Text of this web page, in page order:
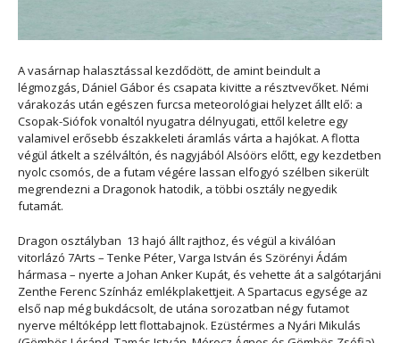
A vasárnap halasztással kezdődött, de amint beindult a
légmozgás, Dániel Gábor és csapata kivitte a résztvevőket. Némi
várakozás után egészen furcsa meteorológiai helyzet állt elő: a
Csopak-Siófok vonaltól nyugatra délnyugati, ettől keletre egy
valamivel erősebb északkeleti áramlás várta a hajókat. A flotta
végül átkelt a szélváltón, és nagyjából Alsóörs előtt, egy kezdetben
nyolc csomós, de a futam végére lassan elfogyó szélben sikerült
megrendezni a Dragonok hatodik, a többi osztály negyedik
futamát.
Dragon osztályban 13 hajó állt rajthoz, és végül a kiválóan
vitorlázó 7Arts – Tenke Péter, Varga István és Szörényi Ádám
hármasa – nyerte a Johan Anker Kupát, és vehette át a salgótarjáni
Zenthe Ferenc Színház emlékplakettjeit. A Spartacus egysége az
első nap még bukdácsolt, de utána sorozatban négy futamot
nyerve méltóképp lett flottabajnok. Ezüstérmes a Nyári Mikulás